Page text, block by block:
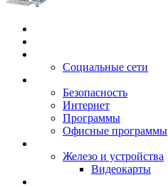
Социальные сети
Безопасность
Интернет
Программы
Офисные программы
Железо и устройства
Видеокарты